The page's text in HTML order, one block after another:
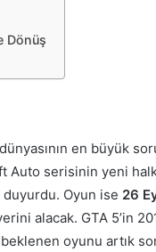
Dönüş
en büyük
Auto serisinin yeni
duyurdu. Oyun ise 26
alacak. GTA 5’in
oyunu artık